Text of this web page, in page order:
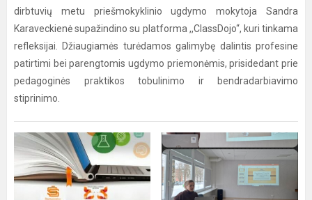
dirbtuvių metu priešmokyklinio ugdymo mokytoja Sandra
Karaveckienė supažindino su platforma ,,ClassDojo“, kuri tinkama
refleksijai. Džiaugiamės turėdamos galimybę dalintis profesine
patirtimi bei parengtomis ugdymo priemonėmis, prisidedant prie
pedagoginės praktikos tobulinimo ir bendradarbiavimo
stiprinimo.